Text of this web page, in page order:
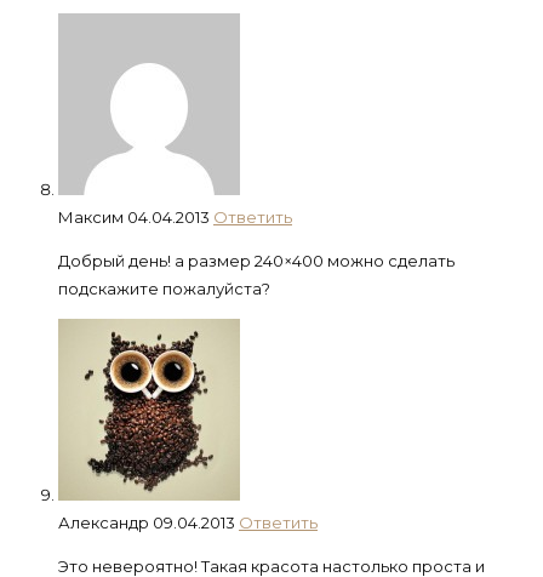
Максим 04.04.2013 Ответить
Добрый день! а размер 240×400 можно сделать
подскажите пожалуйста?
Александр 09.04.2013 Ответить
Это невероятно! Такая красота настолько проста и